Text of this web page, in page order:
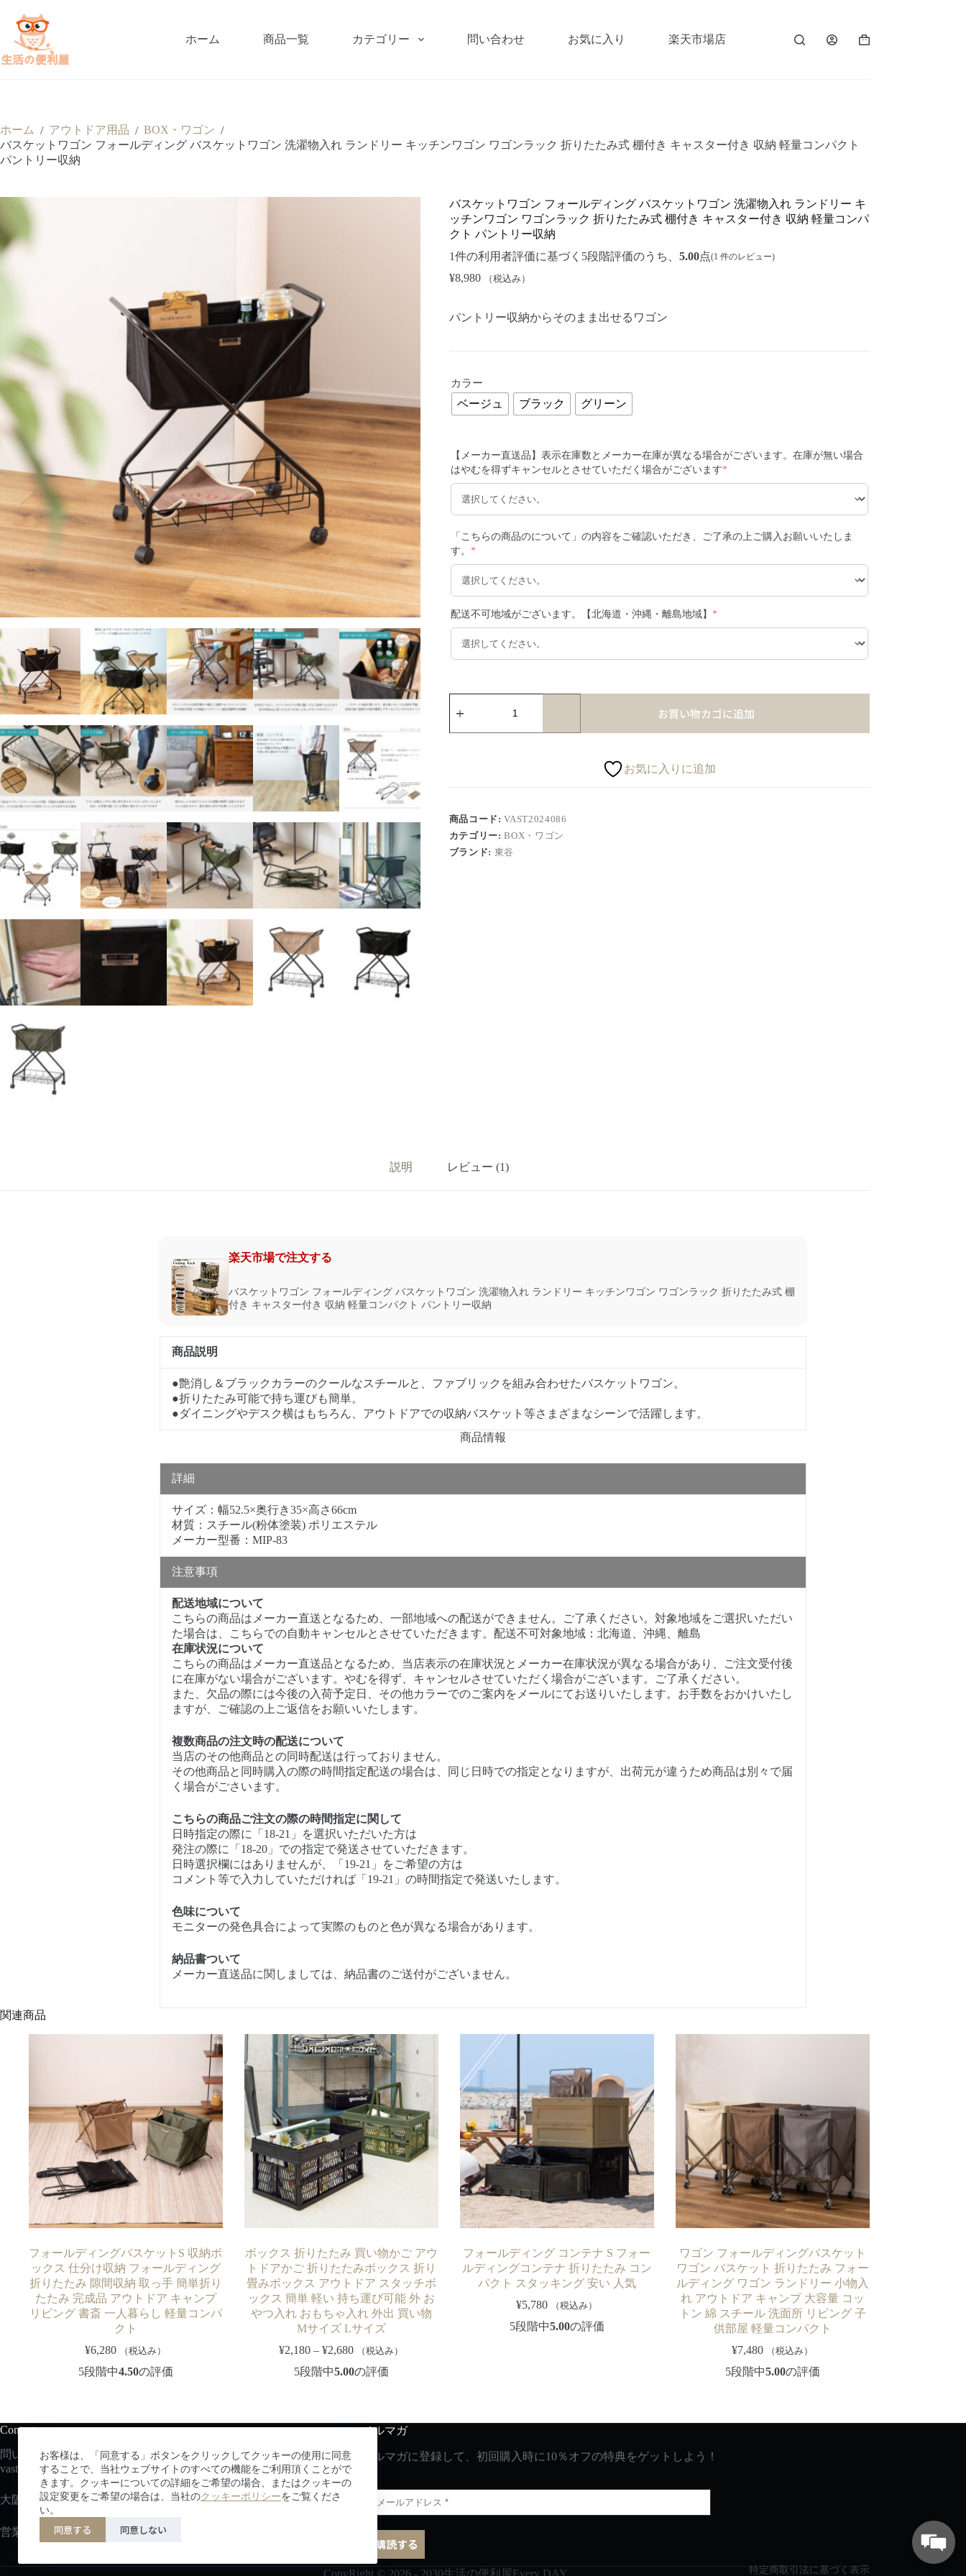
お客様は、「同意する」ボタンをクリックしてクッキーの使用に同意
することで、当社ウェブサイトのすべての機能をご利用頂くことがで
きます。クッキーについての詳細をご希望の場合、またはクッキーの
設定変更をご希望の場合は、当社のクッキーポリシーをご覧くださ
い。
同意する 同意しない
ホーム 商品一覧 カテゴリー 問い合わせ お気に入り 楽天市場店
ホーム / アウトドア用品 / BOX・ワゴン /
バスケットワゴン フォールディング バスケットワゴン 洗濯物入れ ランドリー キッチンワゴン ワゴンラック 折りたたみ式 棚付き キャスター付き 収納 軽量コンパクト
パントリー収納
バスケットワゴン フォールディング バスケットワゴン 洗濯物入れ ランドリー キ
ッチンワゴン ワゴンラック 折りたたみ式 棚付き キャスター付き 収納 軽量コンパ
クト パントリー収納
1件の利用者評価に基づく5段階評価のうち、 5.00点(1 件のレビュー)
¥8,980 （税込み）
パントリー収納からそのまま出せるワゴン
カラー
ベージュ ブラック グリーン
【メーカー直送品】表示在庫数とメーカー在庫が異なる場合がございます。在庫が無い場合
はやむを得ずキャンセルとさせていただく場合がございます*
「こちらの商品のについて」の内容をご確認いただき、ご了承の上ご購入お願いいたしま
す。 *
配送不可地域がございます。【北海道・沖縄・離島地域】 *
お買い物カゴに追加
お気に入りに追加
商品コード:VAST2024086
カテゴリー:BOX・ワゴン
ブランド: 東谷
説明 レビュー (1)
楽天市場で注文する
バスケットワゴン フォールディング バスケットワゴン 洗濯物入れ ランドリー キッチンワゴン ワゴンラック 折りたたみ式 棚
付き キャスター付き 収納 軽量コンパクト パントリー収納
商品説明
●艶消し＆ブラックカラーのクールなスチールと、ファブリックを組み合わせたバスケットワゴン。
●折りたたみ可能で持ち運びも簡単。
●ダイニングやデスク横はもちろん、アウトドアでの収納バスケット等さまざまなシーンで活躍します。
商品情報
詳細
サイズ：幅52.5×奥行き35×高さ66cm
材質：スチール(粉体塗装) ポリエステル
メーカー型番：MIP-83
注意事項
配送地域について
こちらの商品はメーカー直送となるため、一部地域への配送ができません。ご了承ください。対象地域をご選択いただい
た場合は、こちらでの自動キャンセルとさせていただきます。配送不可対象地域：北海道、沖縄、離島
在庫状況について
こちらの商品はメーカー直送品となるため、当店表示の在庫状況とメーカー在庫状況が異なる場合があり、ご注文受付後
に在庫がない場合がございます。やむを得ず、キャンセルさせていただく場合がございます。ご了承ください。
また、欠品の際には今後の入荷予定日、その他カラーでのご案内をメールにてお送りいたします。お手数をおかけいたし
ますが、ご確認の上ご返信をお願いいたします。
複数商品の注文時の配送について
当店のその他商品との同時配送は行っておりません。
その他商品と同時購入の際の時間指定配送の場合は、同じ日時での指定となりますが、出荷元が違うため商品は別々で届
く場合がごさいます。
こちらの商品ご注文の際の時間指定に関して
日時指定の際に「18-21」を選択いただいた方は
発注の際に「18-20」での指定で発送させていただきます。
日時選択欄にはありませんが、「19-21」をご希望の方は
コメント等で入力していただければ「19-21」の時間指定で発送いたします。
色味について
モニターの発色具合によって実際のものと色が異なる場合があります。
納品書ついて
メーカー直送品に関しましては、納品書のご送付がございません。
関連商品
フォールディングバスケットS 収納ボ
ックス 仕分け収納 フォールディング
折りたたみ 隙間収納 取っ手 簡単折り
たたみ 完成品 アウトドア キャンプ
リビング 書斎 一人暮らし 軽量コンパ
クト
¥6,280 （税込み）
5段階中4.50の評価
ボックス 折りたたみ 買い物かご アウ
トドアかご 折りたたみボックス 折り
畳みボックス アウトドア スタッチボ
ックス 簡単 軽い 持ち運び可能 外 お
やつ入れ おもちゃ入れ 外出 買い物
Mサイズ Lサイズ
¥2,180 –¥2,680 （税込み）
5段階中5.00の評価
フォールディング コンテナ S フォー
ルディングコンテナ 折りたたみ コン
パクト スタッキング 安い 人気
¥5,780 （税込み）
5段階中5.00の評価
ワゴン フォールディングバスケット
ワゴン バスケット 折りたたみ フォー
ルディング ワゴン ランドリー 小物入
れ アウトドア キャンプ 大容量 コッ
トン 綿 スチール 洗面所 リビング 子
供部屋 軽量コンパクト
¥7,480 （税込み）
5段階中5.00の評価
Contact us
問い合わせはこちらから：
vastec
@vastsky.co.jp
大阪府吹田市広芝町３−２９エッグビル第三江坂
営業時間：平日10:00~17:00/土日祝定休
メルマガ
メルマガに登録して、初回購入時に10％オフの特典をゲットしよう！
CopyRight © 2026 - 2030生活の便利屋Every DAY 特定商取引法に基づく表示